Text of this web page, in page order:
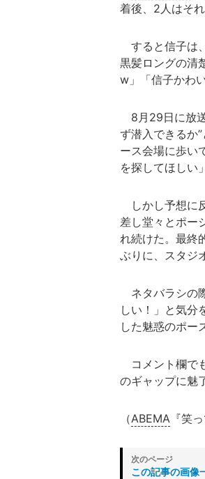
着後、2人はそ
すると信子は
黒髪ロングの清
w」「信子かわ
8月29日に放
ず潜入できるか
ース会場に歩い
を探してほしい
しかし予想に
差し堂々とポー
れ続けた。最終
ぶりに、スタジ
ネタバラシの
しい！」と気分
した魅惑のポー
コメント欄で
のギャップに魅
（ABEMA 『笑
この記事の画像